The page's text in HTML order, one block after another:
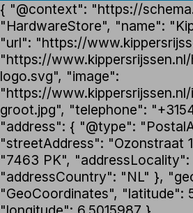
{ "@context": "https://
"HardwareStore", "name":
"url": "https://
"https://
logo.svg", "image":
"https://
groot.jpg", "telephone":
"address": { "@type":
"streetAddress": "Ozonstraat
"7463 PK", "addressLocality":
"addressCountry": "NL" },
"GeoCoordinates", "latitude":